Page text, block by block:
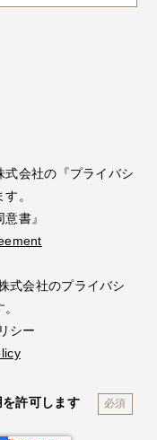
式会社の『プライバシ
。
書』
式会社のプライバシ
シー
許可します